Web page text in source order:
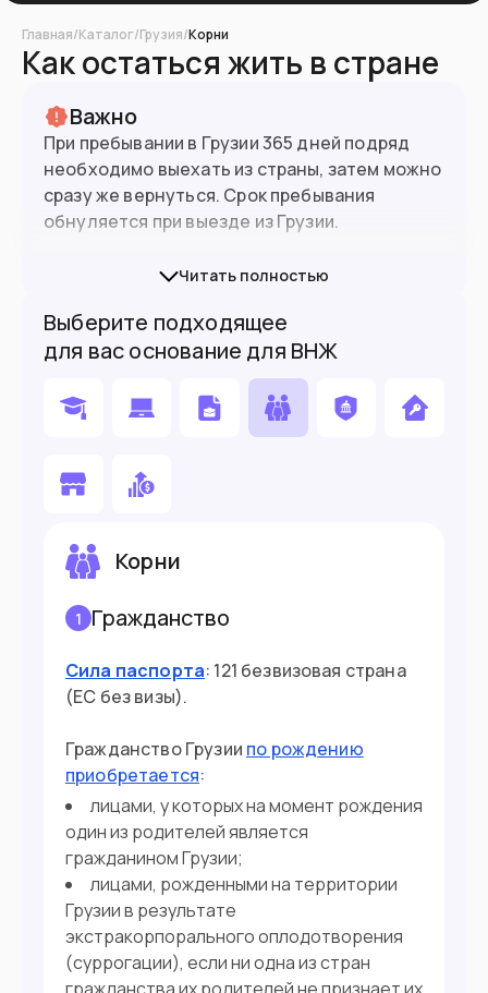
Главная/Каталог/Грузия/Корни
Как остаться жить в стране
Важно
При пребывании в Грузии 365 дней подряд
необходимо выехать из страны, затем можно
сразу же вернуться. Срок пребывания
обнуляется при выезде из Грузии.
Важное нововведение: с 1 января 2026 года
каждого въезжающего иностранца. Если
страховки нет, въезд может быть запрещён.
Население
Подойдет вам если
Готовы жить без ВНЖ
Не знаете иностранные языки
Планируете купить недвижимость от
Въезд в страну
Документ
Виза 365 дней без визы
Читать полностью
Выберите подходящее
для вас основание для ВНЖ
Корни
1 Гражданство
Сила паспорта: 121 безвизовая страна
(ЕС без визы).
Гражданство Грузии по рождению
приобретается:
лицами, у которых на момент рождения
один из родителей является
гражданином Грузии;
лицами, рожденными на территории
Грузии в результате
экстракорпорального оплодотворения
(суррогации), если ни одна из стран